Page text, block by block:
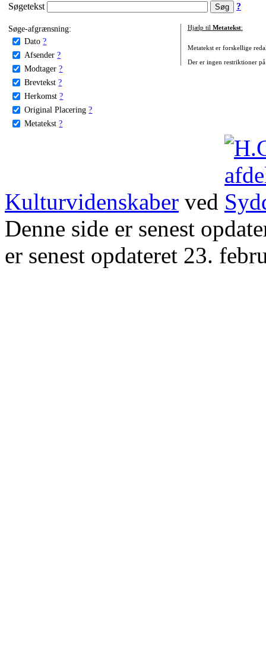
Søgetekst ?
Søge-afgrænsning:
Dato ?
Afsender ?
Modtager ?
Brevtekst ?
Herkomst ?
Original Placering ?
Metatekst ?
Hjælp til Metatekst:
Metatekst er forskellige
Der er ingen restriktioner
Kulturvidenskaber ved
Denne side er senest
er senest opdateret 23.